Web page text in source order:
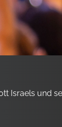
Israels und